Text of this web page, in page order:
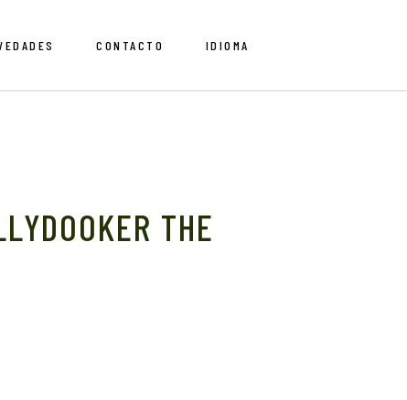
CONTACTO IDIOMA
English
Spanish
THE